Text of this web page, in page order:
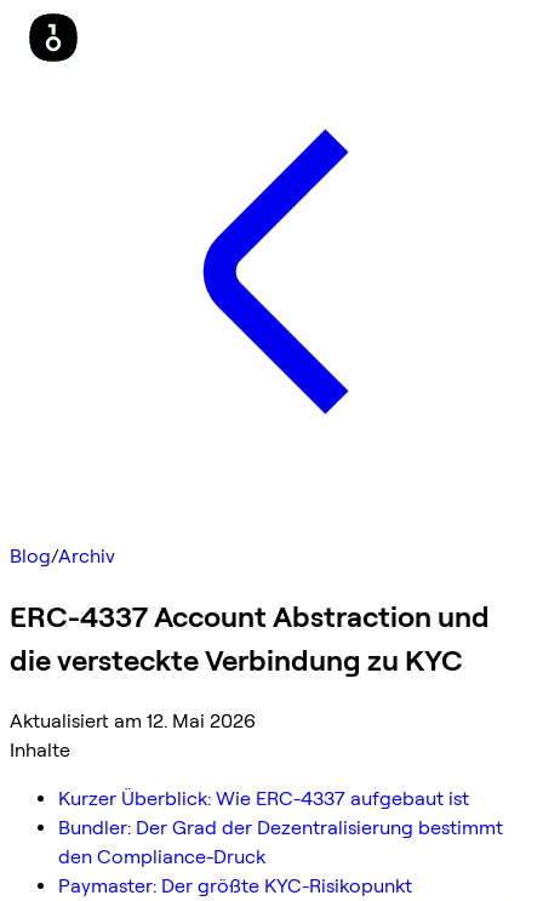
Blog/Archiv
ERC-4337 Account Abstraction und
die versteckte Verbindung zu KYC
Aktualisiert am 12. Mai 2026
Inhalte
Kurzer Überblick: Wie ERC-4337 aufgebaut ist
Bundler: Der Grad der Dezentralisierung bestimmt
den Compliance-Druck
Paymaster: Der größte KYC-Risikopunkt